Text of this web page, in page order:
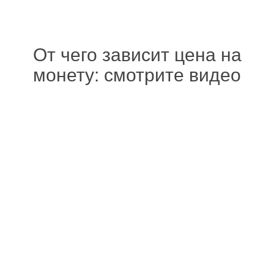
От чего зависит цена на
монету: смотрите видео